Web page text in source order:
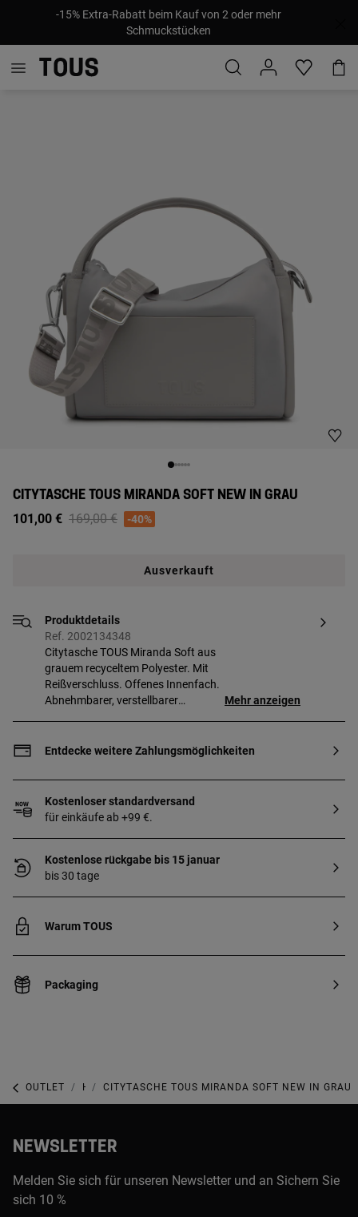
-15% Extra-Rabatt beim Kauf von 2 oder mehr
Schmuckstücken
CITYTASCHE TOUS MIRANDA SOFT NEW IN GRAU
101,00 € Price reduced from
169,00 €to-40%
Ausverkauft
Produktdetails
Ref. 2002134348
Citytasche TOUS Miranda Soft aus
grauem recyceltem Polyester. Mit
Reißverschluss. Offenes Innenfach.
Abnehmbarer, verstellbarer
(Höhe x Breite x Tiefe):
Mehr anzeigen
Entdecke weitere Zahlungsmöglichkeiten
Kostenloser standardversand
für einkäufe ab +99 €.
Kostenlose rückgabe bis 15 januar
bis 30 tage
Warum TOUS
Packaging
OUTLET HANDTASCHEN-OUTLET CITYTASCHE TOUS MIRANDA SOFT NEW IN GRAU
NEWSLETTER
Melden Sie sich für unseren Newsletter und an Sichern Sie
sich 10 %